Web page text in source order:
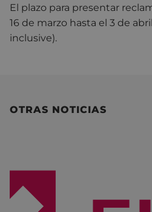
El plazo para presentar
16 de marzo hasta el 3 de
inclusive).
OTRAS NOTICIAS